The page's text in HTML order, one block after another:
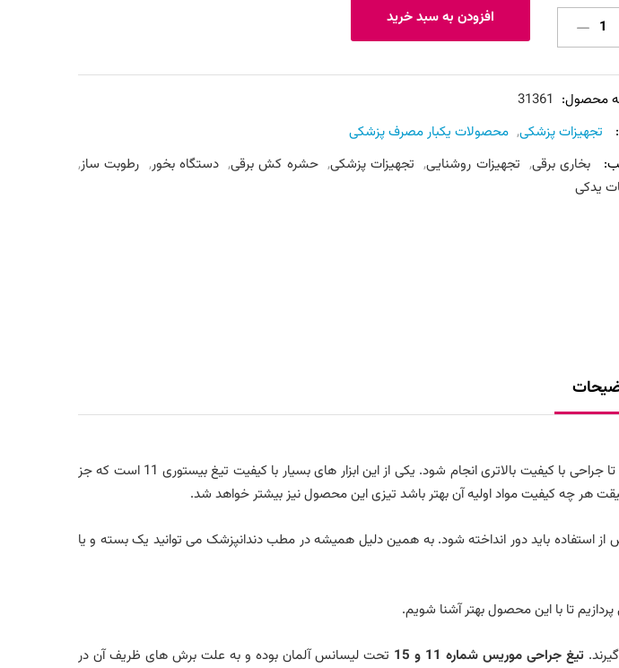
افزودن به سبد خرید
محصول: 31361
تجهیزات پزشکی, محصولات یکبار مصرف پزشکی
بخاری برقی, تجهیزات روشنایی, تجهیزات پزشکی, حشره کش برقی, دستگاه بخور, رطوبت ساز,
یدکی
یکی از نکته های مهم جراحی ها این است که باید از ابزار درجه یک و با کیفیت در آنها استفاده شود تا جراحی با کیفیت بالاتری انجام شود. یکی از این ابزار های بسیار با کیفیت تیغ بیستوری 11 است که جز
هر چه کیفیت مواد اولیه آن بهتر باشد تیزی این محصول نیز بیشتر خواهد شد.
استفاده باید دور انداخته شود. به همین دلیل همیشه در مطب دندانپزشک می توانید یک بسته و یا
تیغ جراحی موریس شماره 11 و 15
تحت لیسانس آلمان بوده و به علت برش های ظریف آن در